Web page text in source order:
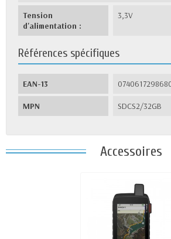
Tension
d'alimentation :
3,3V
Références spécifiques
EAN-13
MPN SDCS2/32GB
Accessoires